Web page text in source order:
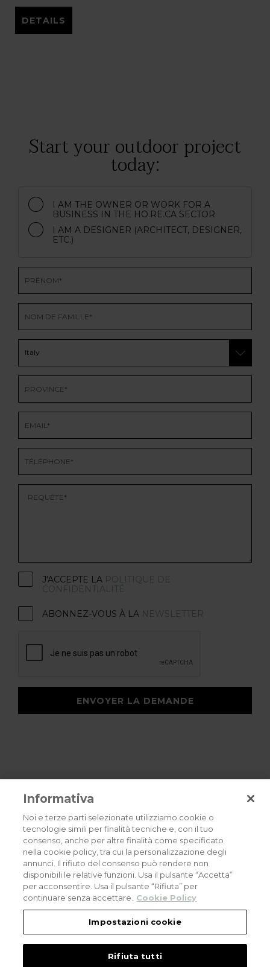
DETAILS
Start your outdoor project
today:
I AM THE OWNER OR WORK FOR A
BUSINESS IN THE HO.RE.CA SECTOR
I AM A DESIGNER (ARCHITECT, DESIGNER,
ETC.)
J'ACCEPTE LA POLITIQUE DE
CONFIDENTIALITÉ
ABONNEZ-VOUS À LA NEWSLETTER
ENVOYER LA DEMANDE
Privacy policy Cookies policy Careers
© 2026 all rights reserved - Corradi Srl - Via M. Serenari 20 - 40013 Castel
Maggiore (BO) T +39 051 4188411
Codice Fiscale - Partita Iva e Registro Imprese di Bologna: 03464321201. REA BO
- 521198. Capitale Sociale: euro 11.500.000,00
An eLogic Digital Company Project Powered by Xperience
Informativa
Noi e terze parti selezionate utilizziamo cookie o
tecnologie simili per finalità tecniche e, con il tuo
consenso, anche per altre finalità come specificato
nella cookie policy, tra cui la personalizzazione degli
annunci. Il rifiuto del consenso può rendere non
disponibili le relative funzioni. Usa il pulsante “Accetta”
per acconsentire. Usa il pulsante “Rifiuta” per
continuare senza accettare.
Cookie Policy
Impostazioni cookie
Rifiuta tutti